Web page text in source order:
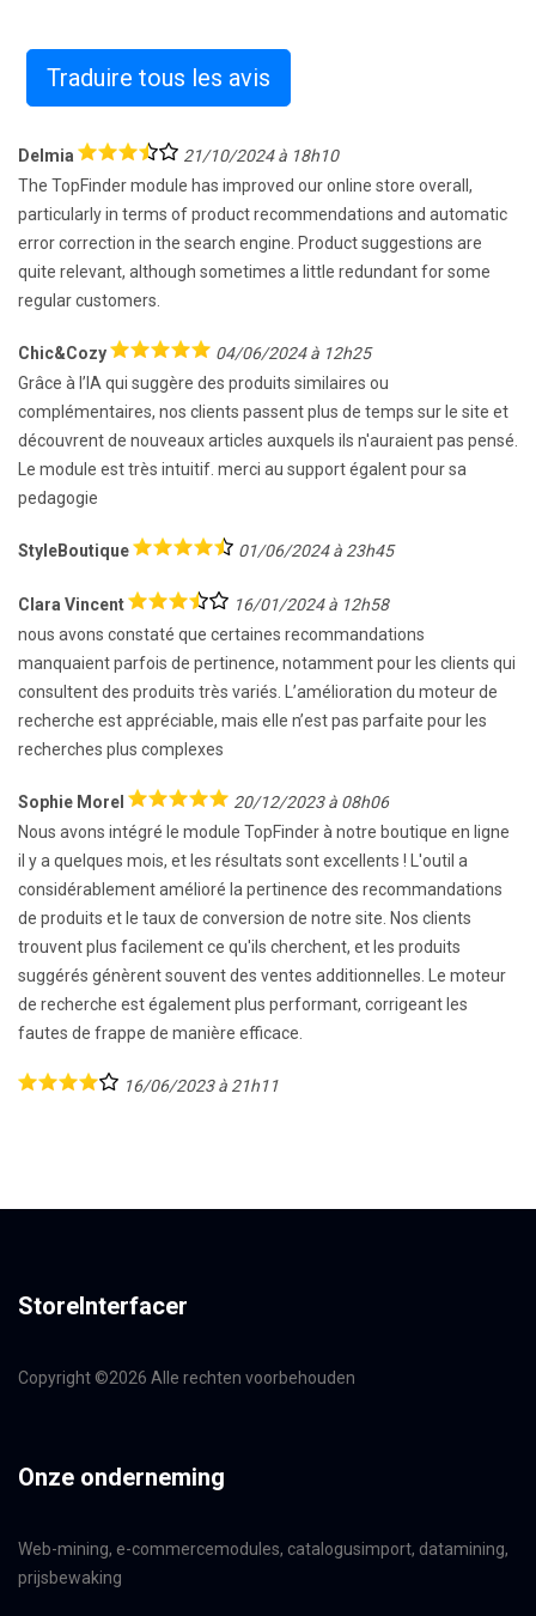
Traduire tous les avis
Delmia
21/10/2024 à 18h10
The TopFinder module has improved our online store overall,
particularly in terms of product recommendations and automatic
error correction in the search engine. Product suggestions are
quite relevant, although sometimes a little redundant for some
regular customers.
Chic&Cozy
04/06/2024 à 12h25
Grâce à l’IA qui suggère des produits similaires ou
complémentaires, nos clients passent plus de temps sur le site et
découvrent de nouveaux articles auxquels ils n'auraient pas pensé.
Le module est très intuitif. merci au support égalent pour sa
pedagogie
StyleBoutique 01/06/2024 à 23h45
Clara Vincent
16/01/2024 à 12h58
nous avons constaté que certaines recommandations
manquaient parfois de pertinence, notamment pour les clients qui
consultent des produits très variés. L’amélioration du moteur de
recherche est appréciable, mais elle n’est pas parfaite pour les
recherches plus complexes
Sophie Morel
20/12/2023 à 08h06
Nous avons intégré le module TopFinder à notre boutique en ligne
il y a quelques mois, et les résultats sont excellents ! L'outil a
considérablement amélioré la pertinence des recommandations
de produits et le taux de conversion de notre site. Nos clients
trouvent plus facilement ce qu'ils cherchent, et les produits
suggérés génèrent souvent des ventes additionnelles. Le moteur
de recherche est également plus performant, corrigeant les
fautes de frappe de manière efficace.
16/06/2023 à 21h11
StoreInterfacer
Copyright ©2026 Alle rechten voorbehouden
Onze onderneming
Web-mining, e-commercemodules, catalogusimport, datamining,
prijsbewaking